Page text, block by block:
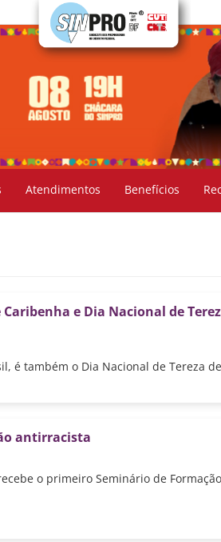
Atendimentos Benefícios
e Dia Nacional de
é também o Dia Nacional de Tereza de
antirracista
o primeiro Seminário de